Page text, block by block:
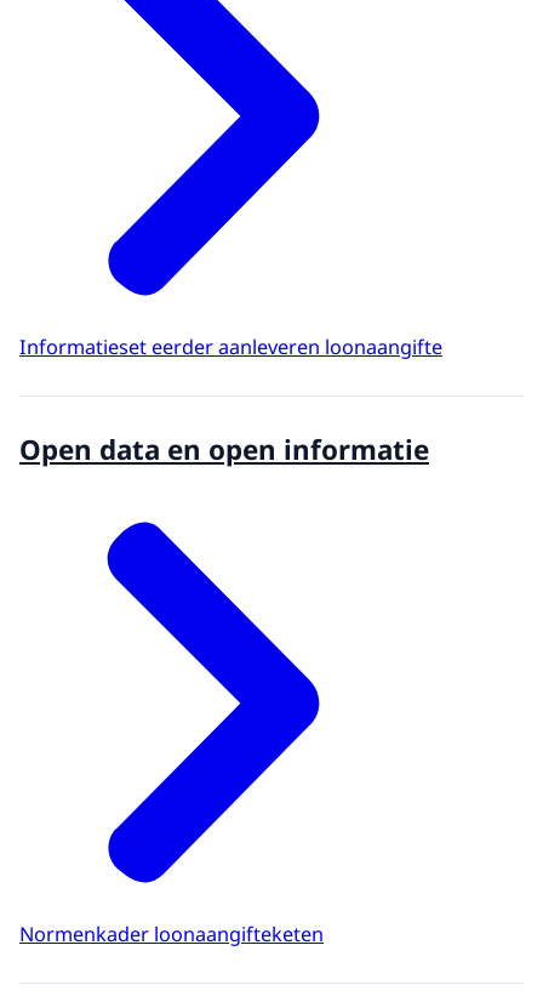
Informatieset eerder aanleveren loonaangifte
Open data en open informatie
Normenkader loonaangifteketen